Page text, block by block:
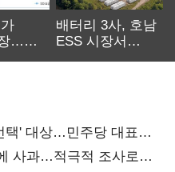
…
배터리 3사, 호남
ESS 시장서
택' 대상…민주당 대표로
사과…적극적 조사로